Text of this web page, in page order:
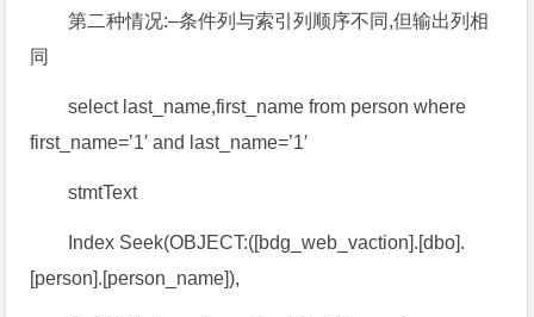
第二种情况:–条件列与索引列顺序不同,但输出列相
同
select last_name,first_name from person where
first_name=’1′ and last_name=’1′
stmtText
Index Seek(OBJECT:([bdg_web_vaction].[dbo].
[person].[person_name]),